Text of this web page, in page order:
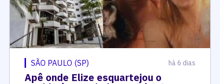
SÃO PAULO (SP) há 6 dias
Apê onde Elize esquartejou o